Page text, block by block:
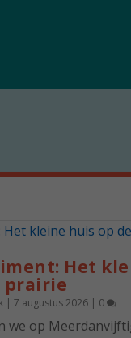
Het
prairie
|7 augustus 2026 | 0
we op